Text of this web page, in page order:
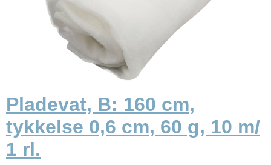
Pladevat, B: 160 cm,
tykkelse 0,6 cm, 60 g, 10 m/
1 rl.